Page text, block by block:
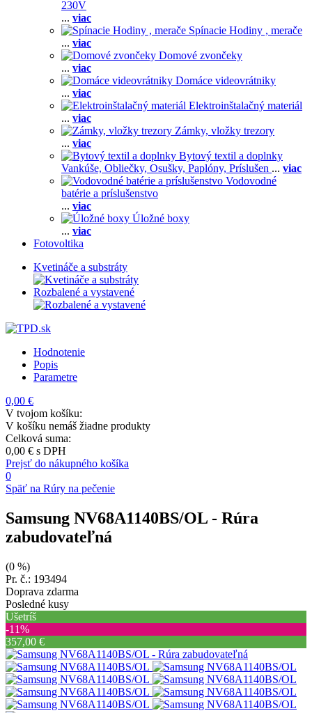
230V
... viac
Spínacie Hodiny , merače
... viac
Domové zvončeky
... viac
Domáce videovrátniky
... viac
Elektroinštalačný materiál
... viac
Zámky, vložky trezory
... viac
Bytový textil a doplnky
Vankúše, Obliečky, Osušky, Paplóny, Príslušen ... viac
Vodovodné
batérie a príslušenstvo
... viac
Úložné boxy
... viac
Fotovoltika
Kvetináče a substráty
Rozbalené a vystavené
Hodnotenie
Popis
Parametre
0,00 €
V tvojom košíku:
V košíku nemáš žiadne produkty
Celková suma:
0,00 € s DPH
Prejsť do nákupného košíka
0
Späť na Rúry na pečenie
Samsung NV68A1140BS/OL - Rúra
zabudovateľná
(0 %)
Pr. č.: 193494
Doprava zdarma
Posledné kusy
Ušetríš
‐11%
357,00 €